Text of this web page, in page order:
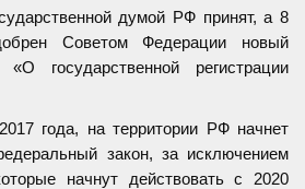
думой РФ принят, а 8
Советом Федерации новый
государственной регистрации
года, на территории РФ начнет
закон, за исключением
начнут действовать с 2020